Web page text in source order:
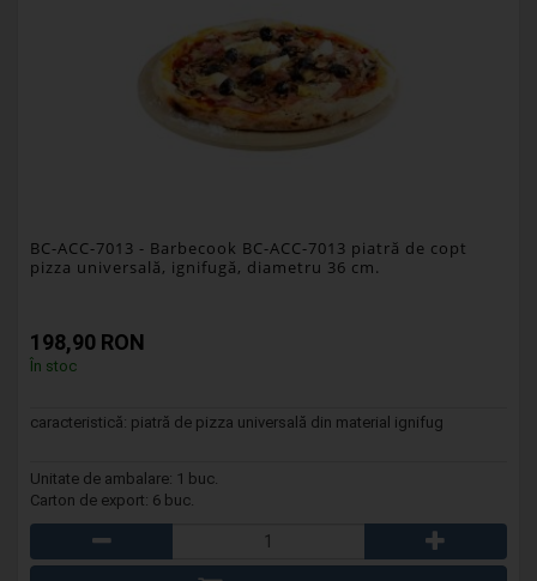
BC-ACC-7013 - Barbecook BC-ACC-7013 piatră de copt
pizza universală, ignifugă, diametru 36 cm.
198,90 RON
În stoc
caracteristică: piatră de pizza universală din material ignifug
Unitate de ambalare: 1 buc.
Carton de export: 6 buc.